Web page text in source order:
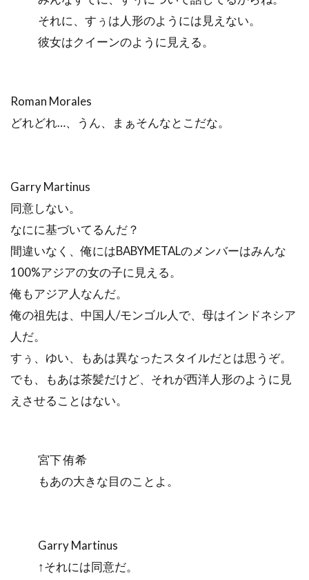
それに、すぅは人形のようには見えない。
彼女はクイーンのように見える。
Roman Morales
どれどれ…、うん、まぁそんなとこだな。
Garry Martinus
同意しない。
なにに基づいてるんだ？
間違いなく、俺にはBABYMETALのメンバーはみんな
100%アジアの女の子に見える。
俺もアジア人なんだ。
俺の祖先は、中国人/モンゴル人で、母はインドネシア
人だ。
すぅ、ゆい、もあは異なったスタイルだとは思うぞ。
でも、もあは茶髪だけど、それが西洋人形のように見
えさせることはない。
宮下 侑希
もあの大きな目のことよ。
Garry Martinus
↑それには同意だ。